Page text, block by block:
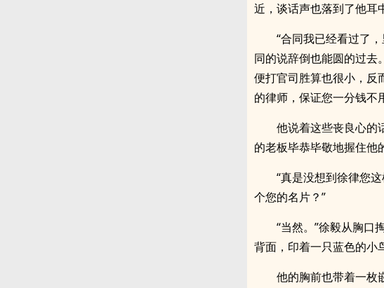
近，谈话声也落到了他耳
“合同我已经看过了
同的说辞倒也能圆的过去
便打官司胜算也很小，
的律师，保证您一分钱不
他说着这些丧良心的
的老板毕恭毕敬地握住他
“真是没想到徐律您
个您的名片？”
“当然。”徐毅从胸口
背面，印着一只蓝色的小
他的胸前也带着一枚